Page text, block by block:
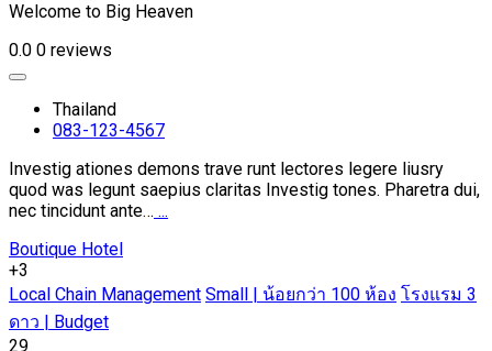
Welcome to Big Heaven
0.0 0 reviews
Thailand
083-123-4567
Investig ationes demons trave runt lectores legere liusry
quod was legunt saepius claritas Investig tones. Pharetra dui,
nec tincidunt ante… ...
Boutique Hotel
+3
Local Chain Management Small | น้อยกว่า 100 ห้อง โรงแรม 3
ดาว | Budget
29